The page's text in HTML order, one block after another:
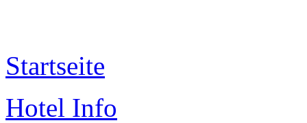
Startseite
Hotel Info